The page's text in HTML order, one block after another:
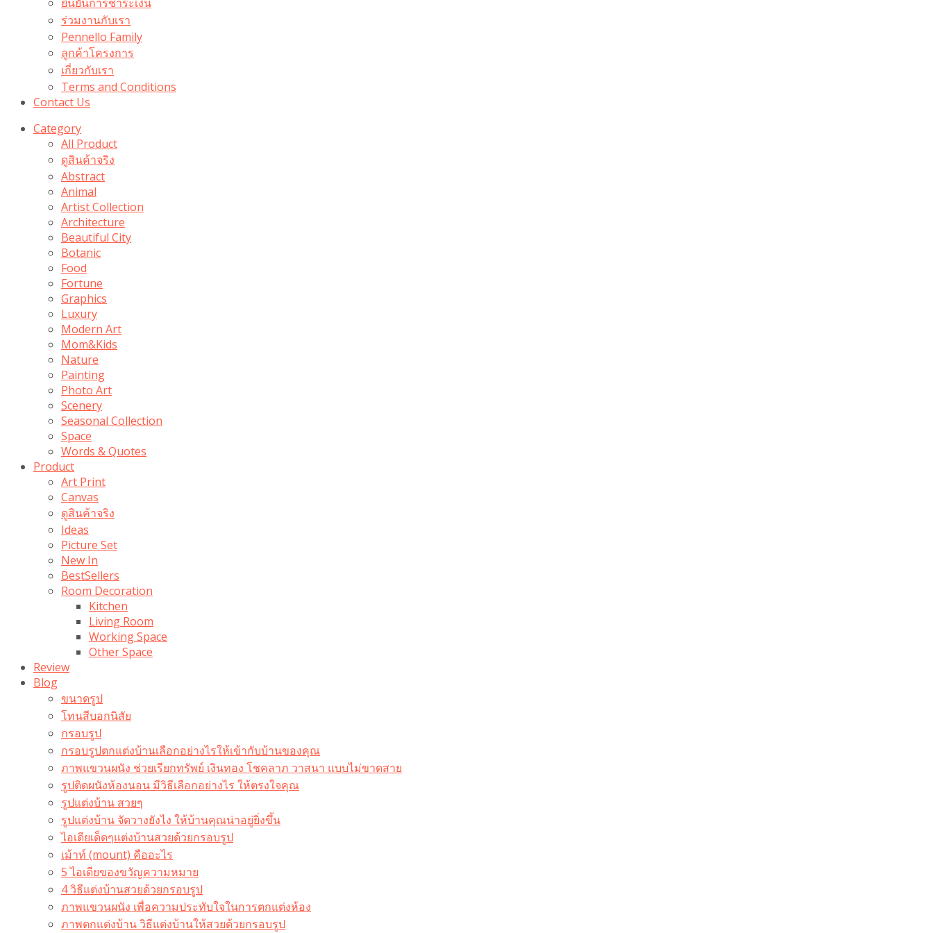
ร่วมงานกับเรา
Pennello Family
ลูกค้าโครงการ
เกี่ยวกับเรา
Terms and Conditions
Contact Us
Category
All Product
ดูสินค้าจริง
Abstract
Animal
Artist Collection
Architecture
Beautiful City
Botanic
Food
Fortune
Graphics
Luxury
Modern Art
Mom&Kids
Nature
Painting
Photo Art
Scenery
Seasonal Collection
Space
Words & Quotes
Product
Art Print
Canvas
ดูสินค้าจริง
Ideas
Picture Set
New In
BestSellers
Room Decoration
Kitchen
Living Room
Working Space
Other Space
Review
Blog
ขนาดรูป
โทนสีบอกนิสัย
กรอบรูป
กรอบรูปตกแต่งบ้านเลือกอย่างไรให้เข้ากับบ้านของคุณ
ภาพแขวนผนัง ช่วยเรียกทรัพย์ เงินทอง โชคลาภ วาสนา แบบไม่ขาดสาย
รูปติดผนังห้องนอน มีวิธีเลือกอย่างไร ให้ตรงใจคุณ
รูปแต่งบ้าน สวยๆ
รูปแต่งบ้าน จัดวางยังไง ให้บ้านคุณน่าอยู่ยิ่งขึ้น
ไอเดียเด็ดๆแต่งบ้านสวยด้วยกรอบรูป
เม้าท์ (mount) คืออะไร​
5 ไอเดียของขวัญความหมาย
4 วิธีแต่งบ้านสวยด้วยกรอบรูป
ภาพแขวนผนัง เพื่อความประทับใจในการตกแต่งห้อง
ภาพตกแต่งบ้าน วิธีแต่งบ้านให้สวยด้วยกรอบรูป